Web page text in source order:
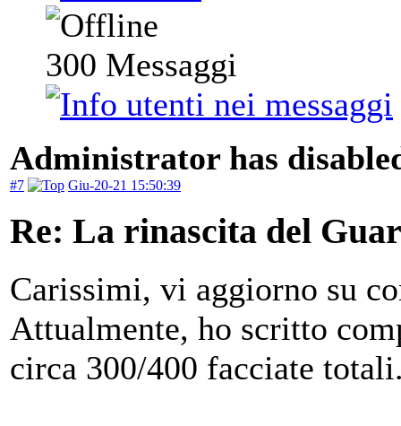
300 Messaggi
Administrator has
#7 Giu-20-21 15:50:39
Re: La rinascita del
Carissimi, vi aggiorno su
Attualmente, ho scritto
circa 300/400 facciate